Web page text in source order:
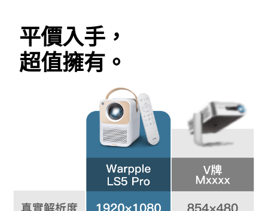
平價入手，
超值擁有。